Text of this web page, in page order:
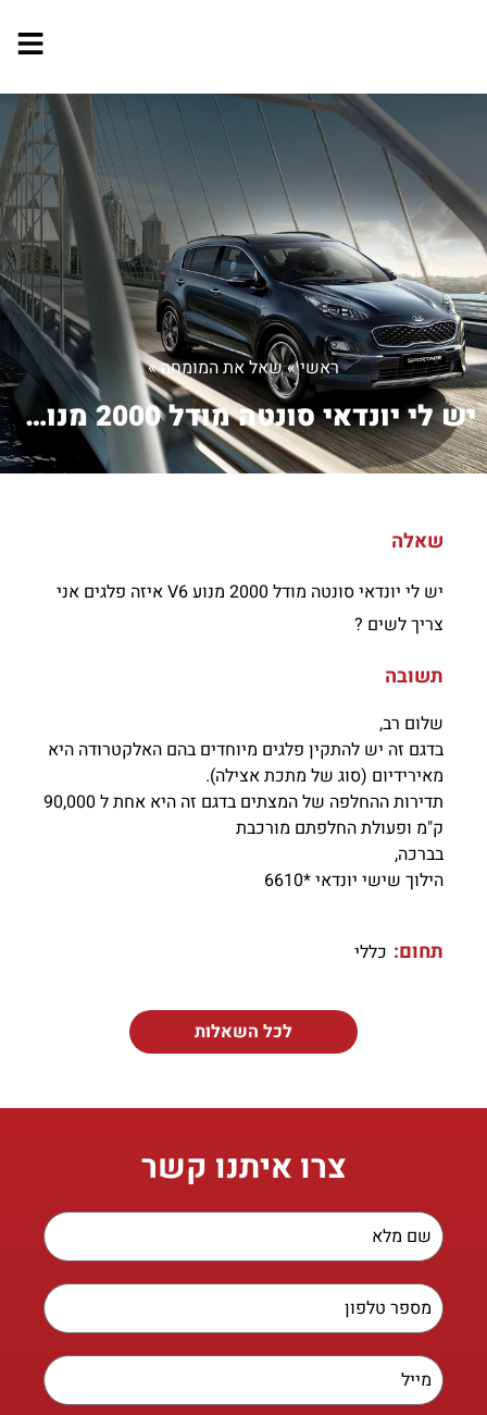
ראשי»שאל את המומחה»
יש לי יונדאי סונטה מודל 2000 מנוע V6 ...
שאלה
יש לי יונדאי סונטה מודל 2000 מנוע V6 איזה פלגים אני
צריך לשים ?
תשובה
שלום רב,
בדגם זה יש להתקין פלגים מיוחדים בהם האלקטרודה היא
מאירידיום (סוג של מתכת אצילה).
תדירות ההחלפה של המצתים בדגם זה היא אחת ל 90,000
ק"מ ופעולת החלפתם מורכבת
בברכה,
הילוך שישי יונדאי *6610
תחום: כללי
לכל השאלות
צרו איתנו קשר